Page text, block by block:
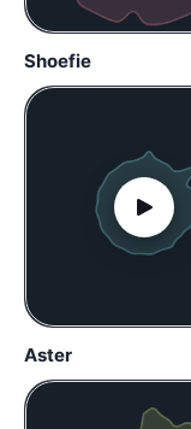
Shoefie
Aster